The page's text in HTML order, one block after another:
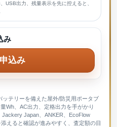
テリーを備えた屋外/防災用ポータブ
Wh、AC出力、定格出力を手がかり
Japan、ANKER、EcoFlow
えると確認が進みやすく、査定額の目
USB出力、残量表示を先に控えると、
み
込み